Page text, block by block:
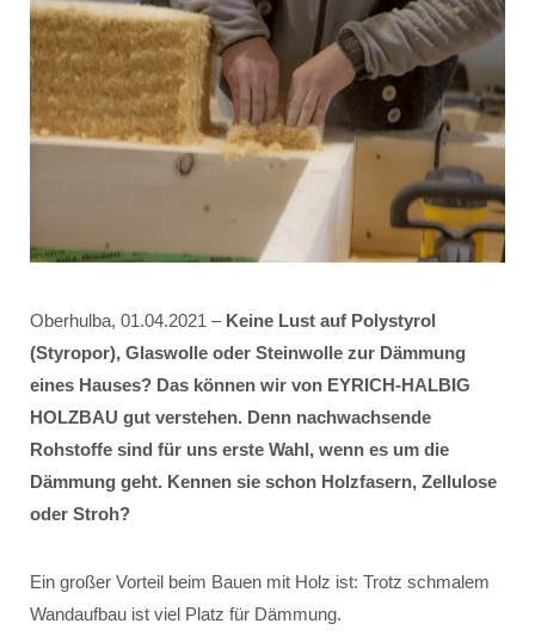
Oberhulba, 01.04.2021 – Keine Lust auf Polystyrol
(Styropor), Glaswolle oder Steinwolle zur Dämmung
eines Hauses? Das können wir von EYRICH-HALBIG
HOLZBAU gut verstehen. Denn nachwachsende
Rohstoffe sind für uns erste Wahl, wenn es um die
Dämmung geht. Kennen sie schon Holzfasern, Zellulose
oder Stroh?
Ein großer Vorteil beim Bauen mit Holz ist: Trotz schmalem
Wandaufbau ist viel Platz für Dämmung.